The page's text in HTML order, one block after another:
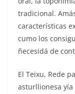
tradicional.
características
cumo los
ñecesidá de
El Teixu, Rede
asturllionesa